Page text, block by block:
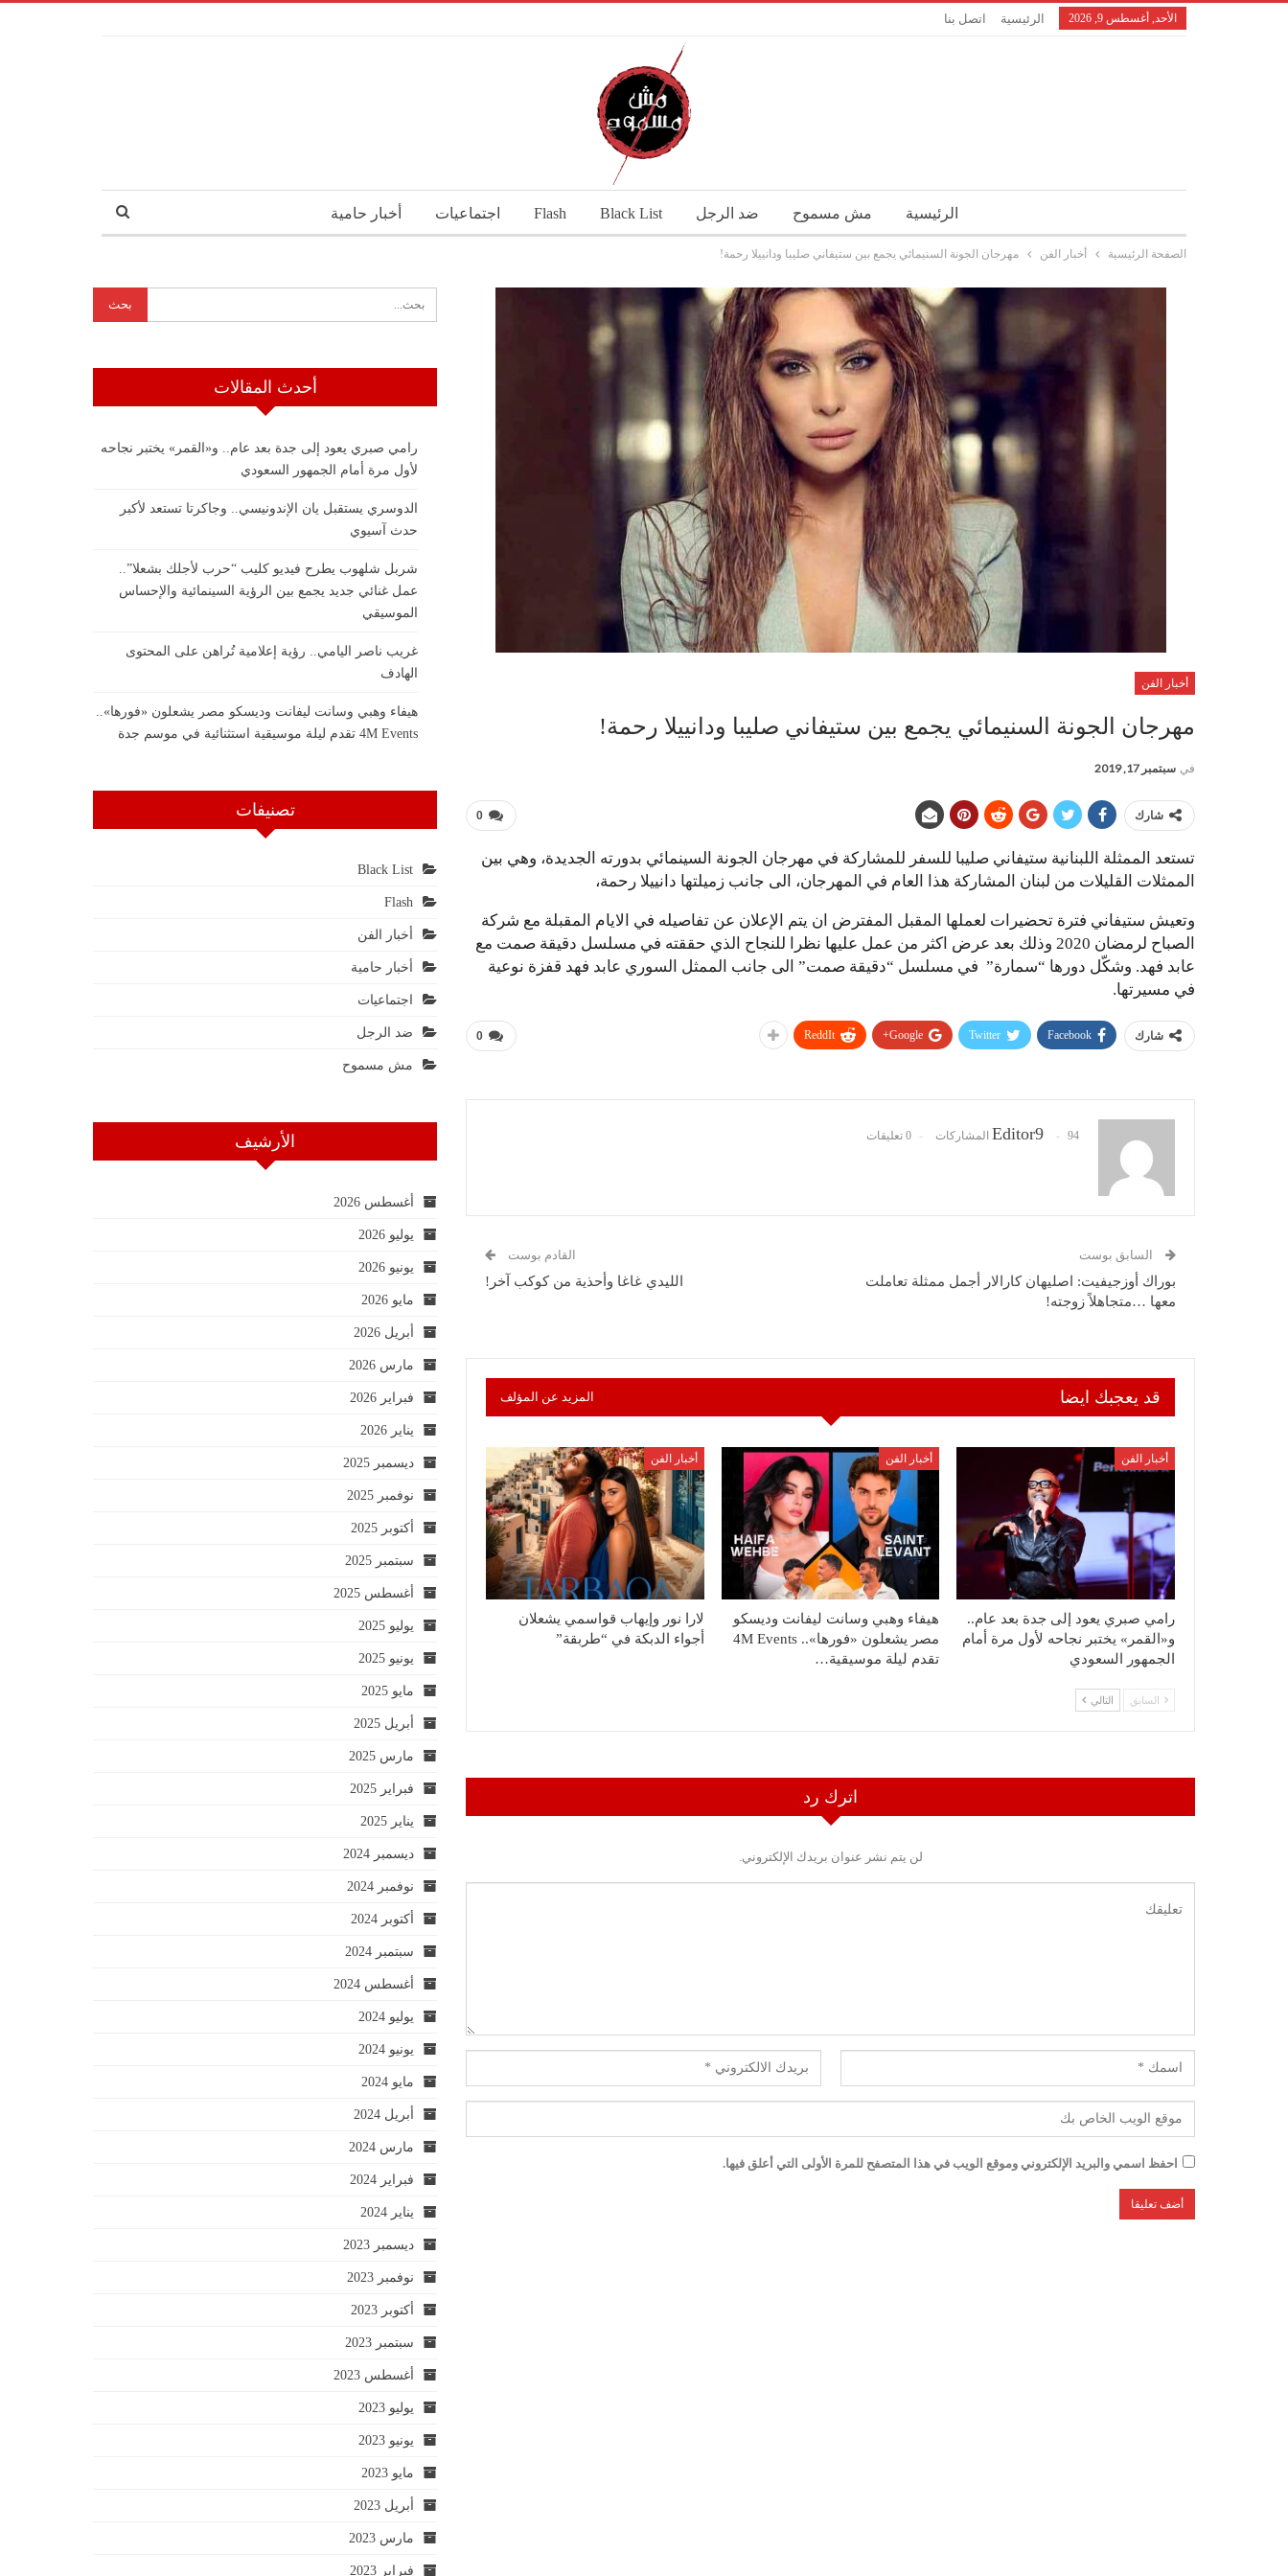
الأحد, أغسطس 9, 2026 الرئيسية اتصل بنا
الرئيسية مش مسموح ضد الرجل Black List
Flash اجتماعيات أخبار حامية
الصفحة الرئيسية أخبار الفن مهرجان الجونة السنيمائي يجمع بين ستيفاني صليبا ودانييلا رحمة!
أخبار الفن
مهرجان الجونة السنيمائي يجمع بين ستيفاني صليبا ودانييلا رحمة!
في سبتمبر 17, 2019
0 شارك
تستعد الممثلة اللبنانية ​ستيفاني صليبا​ للسفر للمشاركة في مهرجان الجونة السينمائي بدورته الجديدة، وهي بين
الممثلات القليلات من لبنان المشاركة هذا العام في المهرجان، الى جانب زميلتها دانييلا رحمة،
وتعيش ستيفاني فترة تحضيرات لعملها المقبل المفترض ان يتم الإعلان عن تفاصيله في الايام المقبلة مع شركة
الصباح لرمضان 2020 وذلك بعد عرض اكثر من عمل عليها نظرا للنجاح الذي حققته في مسلسل دقيقة صمت مع
عابد فهد. وشكّل دورها “سمارة” في مسلسل “دقيقة صمت” الى جانب الممثل السوري عابد فهد قفزة نوعية
في مسيرتها.
0 شارك Facebook
Twitter
Google+
ReddIt
Editor9 94 المشاركات 0 تعليقات
السابق بوست
بوراك أوزجيفيت: اصليهان كارالار أجمل ممثلة تعاملت
معها …متجاهلاً زوجته!
القادم بوست
الليدي غاغا وأحذية من كوكب آخر!
قد يعجبك ايضا المزيد عن المؤلف
أخبار الفن
رامي صبري يعود إلى جدة بعد عام..
و«القمر» يختبر نجاحه لأول مرة أمام
الجمهور السعودي
أخبار الفن
هيفاء وهبي وسانت ليفانت وديسكو
مصر يشعلون «فورها».. 4M Events
تقدم ليلة موسيقية…
أخبار الفن
لارا نور وإيهاب قواسمي يشعلان
أجواء الدبكة في “طربقة”
السابق التالي
اترك رد
لن يتم نشر عنوان بريدك الإلكتروني.
احفظ اسمي والبريد الإلكتروني وموقع الويب في هذا المتصفح للمرة الأولى التي أعلق فيها.
أحدث المقالات
رامي صبري يعود إلى جدة بعد عام.. و«القمر» يختبر نجاحه
لأول مرة أمام الجمهور السعودي
الدوسري يستقبل يان الإندونيسي.. وجاكرتا تستعد لأكبر
حدث آسيوي
شربل شلهوب يطرح فيديو كليب “حرب لأجلك بشعلا”..
عمل غنائي جديد يجمع بين الرؤية السينمائية والإحساس
الموسيقي
غريب ناصر اليامي.. رؤية إعلامية تُراهن على المحتوى
الهادف
هيفاء وهبي وسانت ليفانت وديسكو مصر يشعلون «فورها»..
4M Events تقدم ليلة موسيقية استثنائية في موسم جدة
تصنيفات
Black List
Flash
أخبار الفن
أخبار حامية
اجتماعيات
ضد الرجل
مش مسموح
الأرشيف
أغسطس 2026
يوليو 2026
يونيو 2026
مايو 2026
أبريل 2026
مارس 2026
فبراير 2026
يناير 2026
ديسمبر 2025
نوفمبر 2025
أكتوبر 2025
سبتمبر 2025
أغسطس 2025
يوليو 2025
يونيو 2025
مايو 2025
أبريل 2025
مارس 2025
فبراير 2025
يناير 2025
ديسمبر 2024
نوفمبر 2024
أكتوبر 2024
سبتمبر 2024
أغسطس 2024
يوليو 2024
يونيو 2024
مايو 2024
أبريل 2024
مارس 2024
فبراير 2024
يناير 2024
ديسمبر 2023
نوفمبر 2023
أكتوبر 2023
سبتمبر 2023
أغسطس 2023
يوليو 2023
يونيو 2023
مايو 2023
أبريل 2023
مارس 2023
فبراير 2023